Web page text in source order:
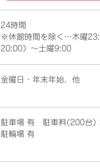
24時間
※休館時間を除く…木曜
20:00）～土曜9:00
金曜日・年末年始、他
駐車場 有 駐車料(200台)
駐輪場 有